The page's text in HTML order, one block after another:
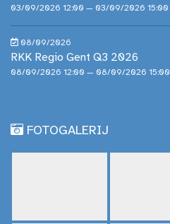
03/09/2026 12:00 — 03/09/2026 15:00
08/09/2026
RKK Regio Gent Q3 2026
08/09/2026 12:00 — 08/09/2026 15:00
FOTOGALERIJ